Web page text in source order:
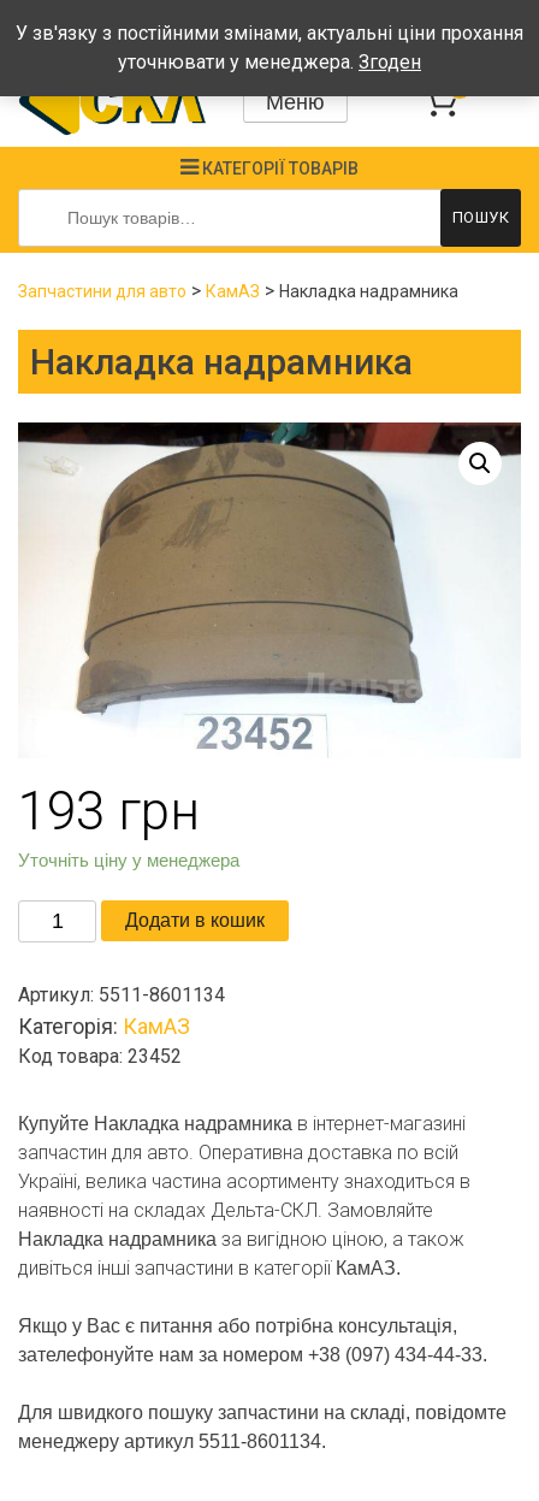
Графік: Пн-Пт: 08:00-17:00, Сб-Нд - вихідні
Меню
КАТЕГОРІЇ ТОВАРІВ
Шукати:
ПОШУК
Запчастини для авто > КамАЗ > Накладка надрамника
Накладка надрамника
193 грн
Уточніть ціну у менеджера
Накладка
надрамника
Додати в кошик
Артикул: 5511-8601134
Категорія: КамАЗ
Код товара: 23452
Купуйте Накладка надрамника в інтернет-магазині
запчастин для авто. Оперативна доставка по всій
Україні, велика частина асортименту знаходиться в
наявності на складах Дельта-СКЛ. Замовляйте
Накладка надрамника за вигідною ціною, а також
дивіться інші запчастини в категоріїКамАЗ.
Якщо у Вас є питання або потрібна консультація,
зателефонуйте нам за номером +38 (097) 434-44-33.
Для швидкого пошуку запчастини на складі, повідомте
менеджеру артикул 5511-8601134.
У зв'язку з постійними змінами, актуальні ціни прохання
уточнювати у менеджера. Згоден